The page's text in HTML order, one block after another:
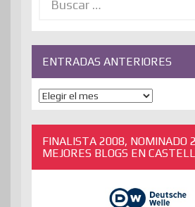
ENTRADAS ANTERIORES
ENTRADAS
ANTERIORES
FINALISTA 2008, NOMINADO
MEJORES BLOGS EN